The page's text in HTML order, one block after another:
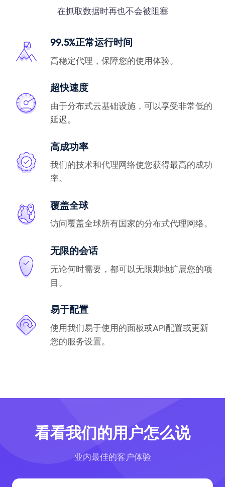
在抓取数据时再也不会被阻塞
99.5%正常运行时间
高稳定代理，保障您的使用体验。
超快速度
由于分布式云基础设施，可以享受非常低的
延迟。
高成功率
我们的技术和代理网络使您获得最高的成功
率。
覆盖全球
访问覆盖全球所有国家的分布式代理网络。
无限的会话
无论何时需要，都可以无限期地扩展您的项
目。
易于配置
使用我们易于使用的面板或API配置或更新
您的服务设置。
看看我们的用户怎么说
业内最佳的客户体验